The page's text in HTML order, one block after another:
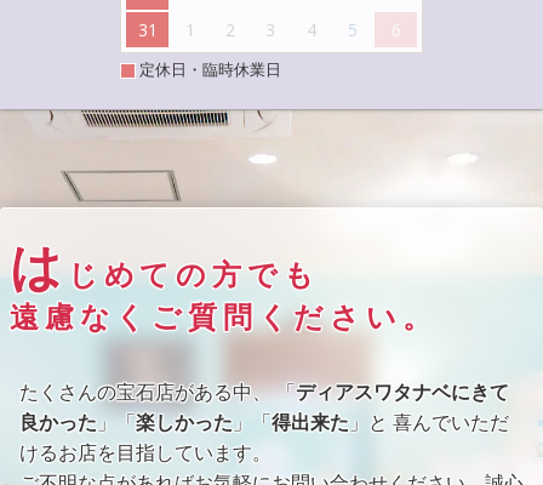
31 1 2 3 4 5 6
定休日・臨時休業日
はじめての方でも
遠慮なくご質問ください。
たくさんの宝石店がある中、 「ディアスワタナベにきて
良かった」「楽しかった 」「得出来た 」と 喜んでいただ
けるお店を目指しています。